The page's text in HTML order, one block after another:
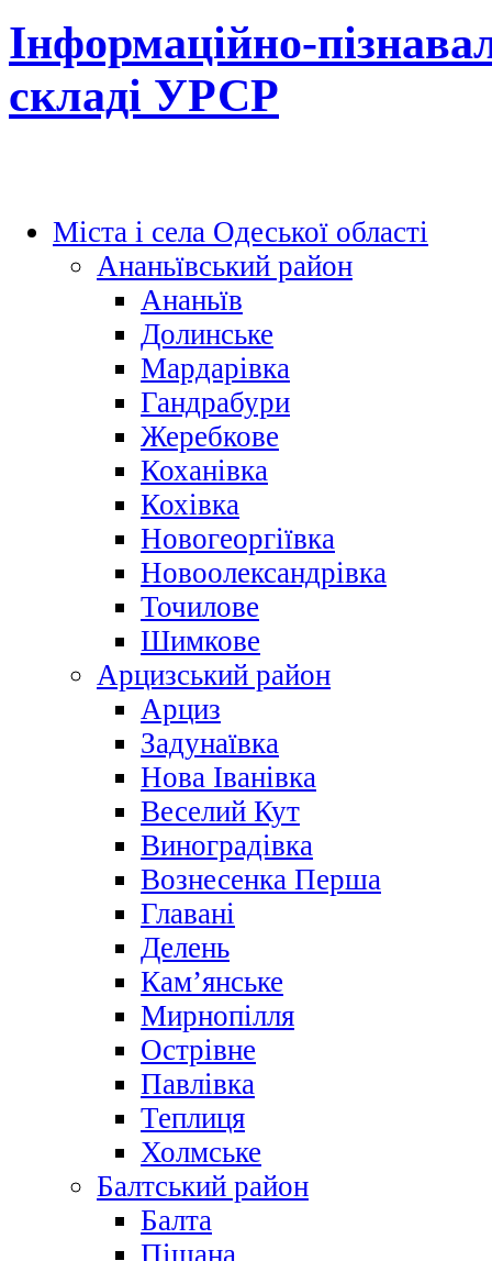
Інформаційно-
складі УРСР
Міста і села Одеської області
Ананьївський район
Ананьїв
Долинське
Мардарівка
Гандрабури
Жеребкове
Коханівка
Кохівка
Новогеоргіївка
Новоолександрівка
Точилове
Шимкове
Арцизський район
Арциз
Задунаївка
Нова Іванівка
Веселий Кут
Виноградівка
Вознесенка Перша
Главані
Делень
Кам’янське
Мирнопілля
Острівне
Павлівка
Теплиця
Холмське
Балтський район
Балта